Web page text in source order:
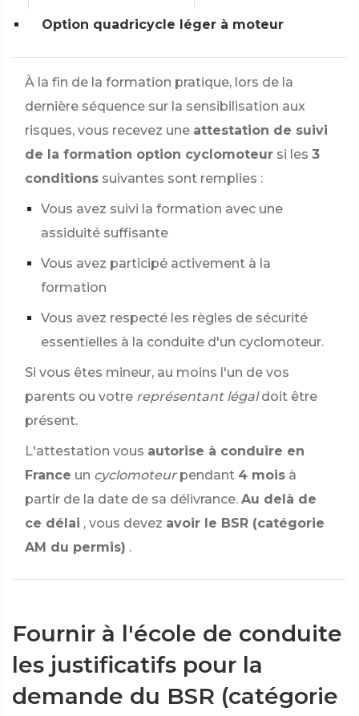
Option quadricycle léger à moteur
À la fin de la formation pratique, lors de la
dernière séquence sur la sensibilisation aux
risques, vous recevez une attestation de suivi
de la formation option cyclomoteur si les 3
conditions suivantes sont remplies :
Vous avez suivi la formation avec une
assiduité suffisante
Vous avez participé activement à la
formation
Vous avez respecté les règles de sécurité
essentielles à la conduite d'un cyclomoteur.
Si vous êtes mineur, au moins l'un de vos
parents ou votre représentant légal doit être
présent.
L'attestation vous autorise à conduire en
France un cyclomoteur pendant 4 mois à
partir de la date de sa délivrance. Au delà de
ce délai , vous devez avoir le BSR (catégorie
AM du permis) .
Fournir à l'école de conduite
les justificatifs pour la
demande du BSR (catégorie